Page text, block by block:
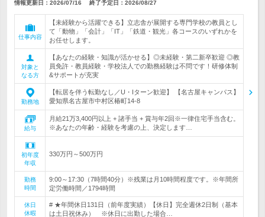
情報更新日：2026/07/16 終了予定日： 2026/08/27
仕事内容
【未経験から活躍できる】立志舎が展開する専門学校の教員とし
て「動物」「会計」「IT」「鉄道・観光」各コースのいずれかを
お任せします。
対象と
なる方
【あなたの経験・知識が活かせる】◎未経験・第二新卒歓迎 ◎教
員免許・教員経験・学校法人での勤務経験は不問です！研修体制
&サポートが充実
勤務地
【転居を伴う転勤なし／U・Iターン歓迎】 【名古屋キャンパス】
愛知県名古屋市中村区椿町14-8
給与
月給21万3,400円以上 + 諸手当 + 賞与年2回※一律住宅手当含む。
※あなたの年齢・経験を考慮の上、決定します…
初年度
年収
330万円～500万円
勤務
時間
9:00～17:30（7時間40分）※残業は月10時間程度です。※年間所
定労働時間／1794時間
休日
休暇
# ★年間休日131日（前年度実績）【休日】完全週休2日制（基本
は土日祝休み） ※休日に出勤した場合…